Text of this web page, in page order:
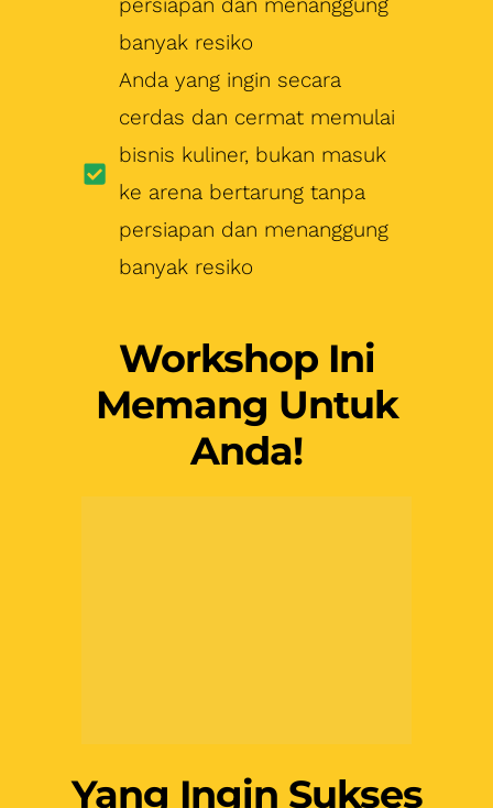
persiapan dan menanggung
banyak resiko
Workshop Ini
Memang Untuk
Anda!
Yang Ingin Sukses
Membangun Dan
Mengembangkan
DAFTAR